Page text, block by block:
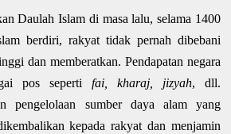
Daulah Islam di masa lalu, selama 1400
berdiri, rakyat tidak pernah dibebani
dan memberatkan. Pendapatan negara
pos seperti fai, kharaj, jizyah, dll.
pengelolaan sumber daya alam yang
kepada rakyat dan menjamin